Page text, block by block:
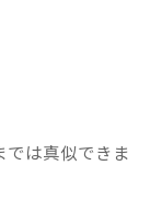
は真似できま